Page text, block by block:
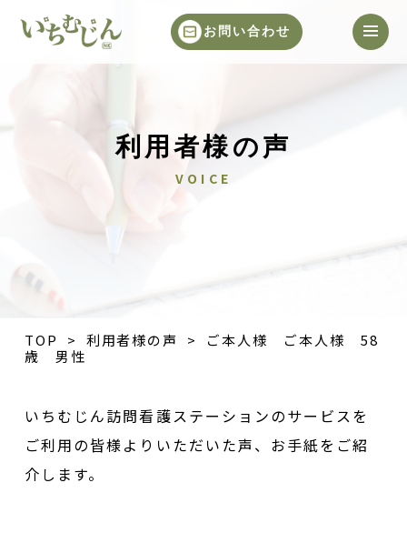
お問い合わせ
利用者様の声
VOICE
TOP > 利用者様の声
> ご本人様 ご本人様 58
歳 男性
いちむじん訪問看護ステーションのサービスを
ご利用の皆様よりいただいた声、お手紙をご紹
介します。